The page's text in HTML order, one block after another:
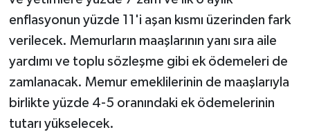
enflasyonun yüzde 11'i aşan kısmı üzerinden fark
verilecek. Memurların maaşlarının yanı sıra aile
yardımı ve toplu sözleşme gibi ek ödemeleri de
zamlanacak. Memur emeklilerinin de maaşlarıyla
birlikte yüzde 4-5 oranındaki ek ödemelerinin
tutarı yükselecek.